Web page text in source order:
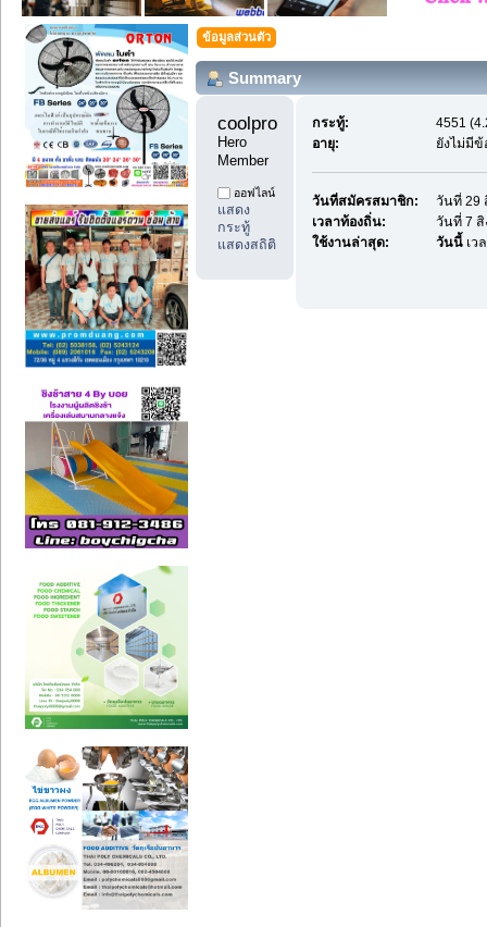
ข้อมูลส่วนตัว
Summary
coolprodee1
Hero
Member
ออฟไลน์
แสดง
กระทู้
แสดงสถิติ
กระทู้:
4551
อายุ:
ยังไม่มี
วันที่สมัครสมาชิก:
วันที่ 29
เวลาท้องถิ่น:
วันที่ 7 สิ
ใช้งานล่าสุด:
วันนี้เว